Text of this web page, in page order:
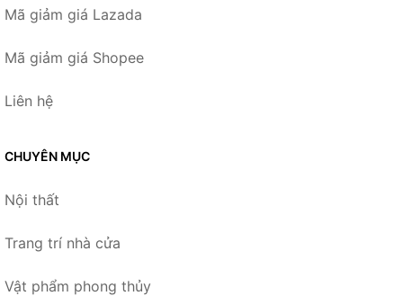
Mã giảm giá Lazada
Mã giảm giá Shopee
Liên hệ
CHUYÊN MỤC
Nội thất
Trang trí nhà cửa
Vật phẩm phong thủy